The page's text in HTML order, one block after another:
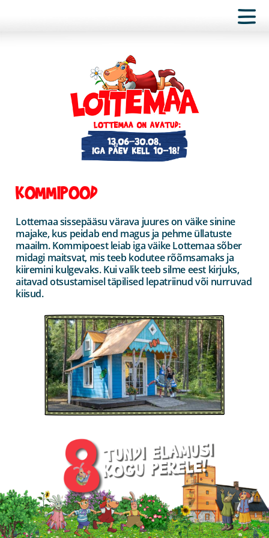
KOMMIPOOD
Lottemaa sissepääsu värava juures on väike sinine
majake, kus peidab end magus ja pehme üllatuste
maailm. Kommipoest leiab iga väike Lottemaa sõber
midagi maitsvat, mis teeb kodutee rõõmsamaks ja
kiiremini kulgevaks. Kui valik teeb silme eest kirjuks,
aitavad otsustamisel täpilised lepatriinud või nurruvad
kiisud.